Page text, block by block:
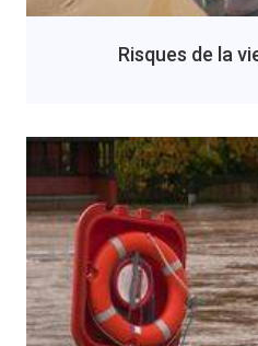
Risques de la